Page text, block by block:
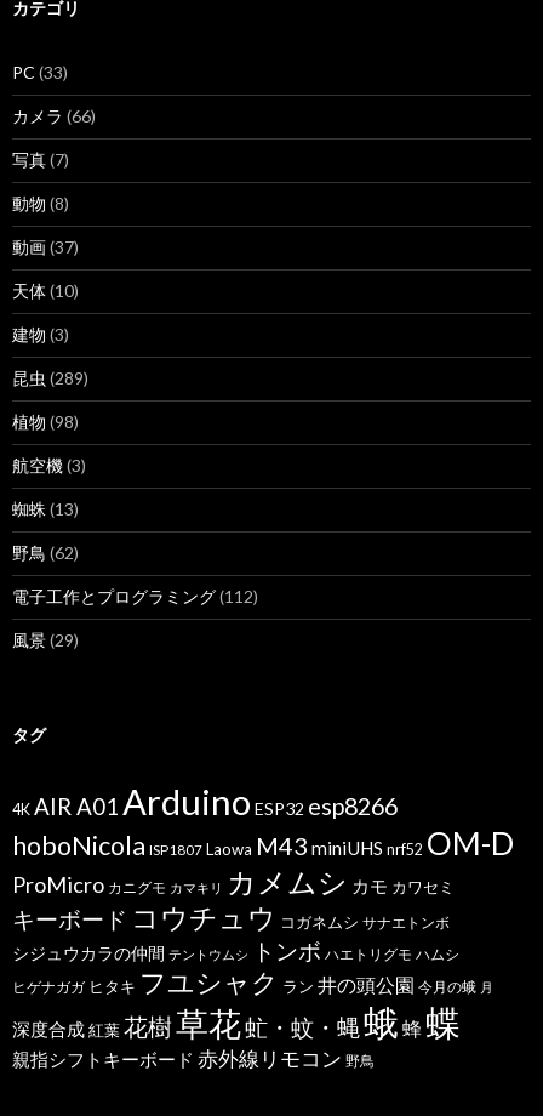
カテゴリ
PC (33)
カメラ (66)
写真(7)
動物 (8)
動画(37)
天体(10)
建物 (3)
昆虫 (289)
植物 (98)
航空機(3)
蜘蛛 (13)
野鳥 (62)
電子工作とプログラミング(112)
風景(29)
タグ
4K AIR A01 Arduino ESP32 esp8266
hoboNicola ISP1807 Laowa M43 miniUHS nrf52 OM-D
ProMicro カニグモ カマキリ カメムシ カモ カワセミ
キーボード コウチュウ コガネムシ サナエトンボ
シジュウカラの仲間 テントウムシ トンボ ハエトリグモ ハムシ
ヒゲナガガ ヒタキ フユシャク ラン 井の頭公園 今月の蛾 月
深度合成紅葉花樹草花虻・蚊・蝿蛾 蜂 蝶
親指シフトキーボード 赤外線リモコン 野鳥